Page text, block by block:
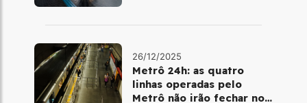
26/12/2025
Metrô 24h: as quatro
linhas operadas pelo
Metrô não irão fechar no